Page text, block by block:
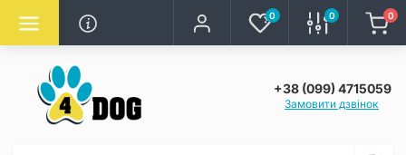
0 0 0
+38 (099) 4715059
Замовити дзвінок